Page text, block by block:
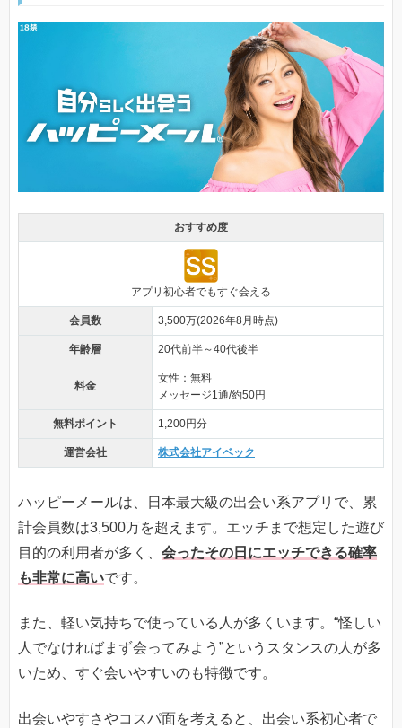
おすすめ度
アプリ初心者でもすぐ会える
会員数 3,500万(2026年8月時点)
年齢層 20代前半～40代後半
料金
女性：無料
メッセージ1通/約50円
無料ポイント 1,200円分
運営会社 株式会社アイベック
ハッピーメールは、日本最大級の出会い系アプリで、累
計会員数は3,500万を超えます。エッチまで想定した遊び
目的の利用者が多く、 会ったその日にエッチできる確率
も非常に高いです。
また、軽い気持ちで使っている人が多くいます。“怪しい
人でなければまず会ってみよう”というスタンスの人が多
いため、すぐ会いやすいのも特徴です。
出会いやすさやコスパ面を考えると、出会い系初心者で